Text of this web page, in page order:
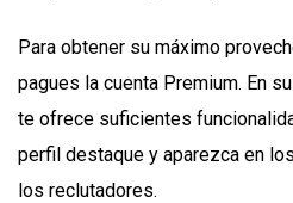
Para obtener su máximo
pagues la cuenta Premium. En
te ofrece suficientes
perfil destaque y aparezca en
los reclutadores.